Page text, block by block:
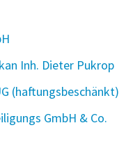
Inh. Dieter Pukrop
(haftungsbeschänkt)
GmbH & Co.